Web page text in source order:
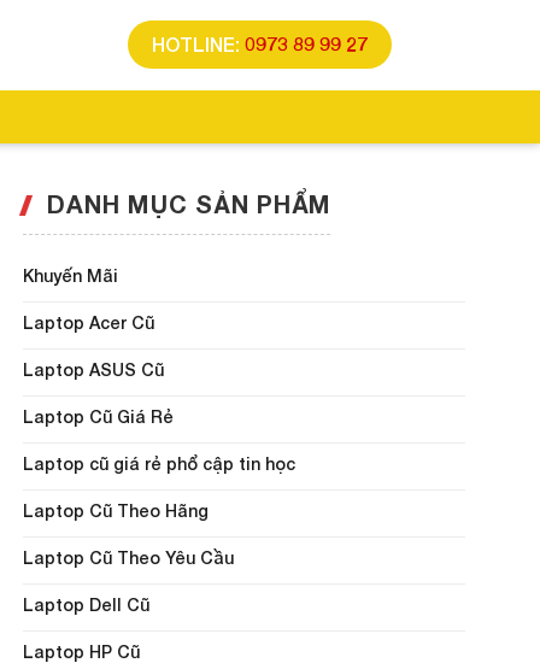
HOTLINE: 0973 89 99 27
DANH MỤC SẢN PHẨM
Khuyến Mãi
Laptop Acer Cũ
Laptop ASUS Cũ
Laptop Cũ Giá Rẻ
Laptop cũ giá rẻ phổ cập tin học
Laptop Cũ Theo Hãng
Laptop Cũ Theo Yêu Cầu
Laptop Dell Cũ
Laptop HP Cũ